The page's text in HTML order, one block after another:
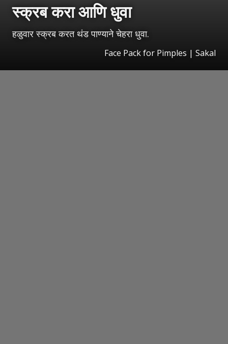
स्क्रब करा आणि धुवा
हळुवार स्क्रब करत थंड पाण्याने चेहरा धुवा.
Face Pack for Pimples | Sakal